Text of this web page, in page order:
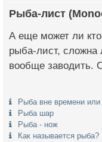
Рыба-лист
А еще может ли
рыба-лист, сложна
вообще заводить.
Рыба вне времени
Рыба шар
Рыба - нож
Как называется рыба?